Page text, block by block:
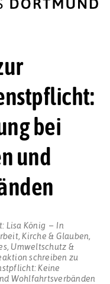
bei
und
Lisa König
In
,Kirche & Glauben,
, Umweltschutz &
schreiben zu
Keine
Wohlfahrtsverbänden